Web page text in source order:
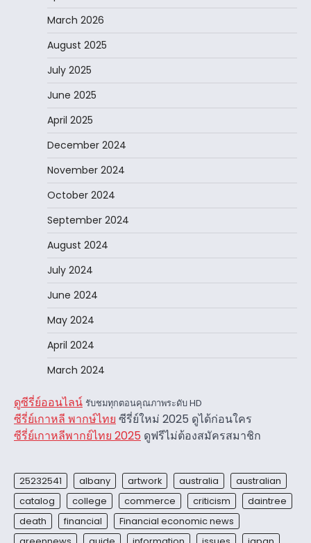
March 2026
August 2025
July 2025
June 2025
April 2025
December 2024
November 2024
October 2024
September 2024
August 2024
July 2024
June 2024
May 2024
April 2024
March 2024
ดูซีรี่ย์ออนไลน์ รับชมทุกตอนคุณภาพระดับ HD
ซีรี่ย์เกาหลี พากษ์ไทย ซีรี่ย์ใหม่ 2025 ดูได้ก่อนใคร
ซีรี่ย์เกาหลีพากย์ไทย 2025 ดูฟรีไม่ต้องสมัครสมาชิก
25232541 albany artwork australia
australian
catalog
college commerce criticism
daintree
death
financial
Financial economic news